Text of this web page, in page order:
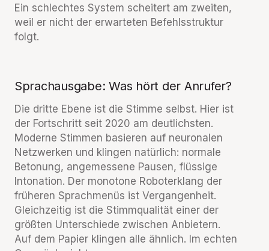
Ein schlechtes System scheitert am zweiten,
weil er nicht der erwarteten Befehlsstruktur
folgt.
Sprachausgabe: Was hört der Anrufer?
Die dritte Ebene ist die Stimme selbst. Hier ist
der Fortschritt seit 2020 am deutlichsten.
Moderne Stimmen basieren auf neuronalen
Netzwerken und klingen natürlich: normale
Betonung, angemessene Pausen, flüssige
Intonation. Der monotone Roboterklang der
früheren Sprachmenüs ist Vergangenheit.
Gleichzeitig ist die Stimmqualität einer der
größten Unterschiede zwischen Anbietern.
Auf dem Papier klingen alle ähnlich. Im echten